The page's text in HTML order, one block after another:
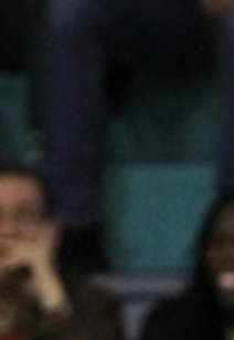
ÁREA TÉCNICA